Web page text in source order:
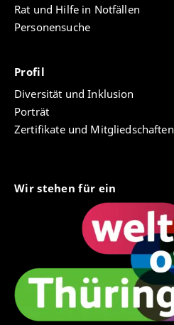
Rat und Hilfe in Notfällen
Personensuche
Profil
Diversität und Inklusion
Porträt
Zertifikate und Mitgliedschaften
Wir stehen für ein